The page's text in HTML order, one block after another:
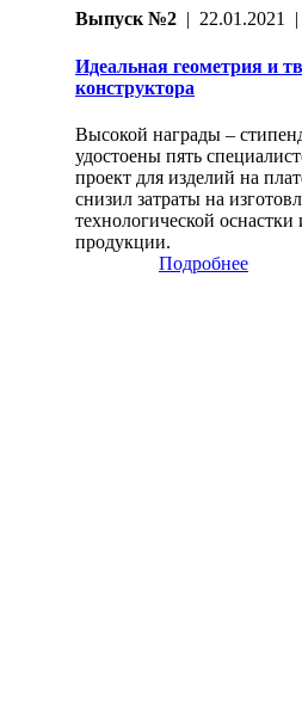
Выпуск №2 | 22.01.2021 |
Идеальная геометрия и
конструктора
Высокой награды –
удостоены пять
проект для изделий на
снизил затраты на
технологической
продукции.
Подробнее